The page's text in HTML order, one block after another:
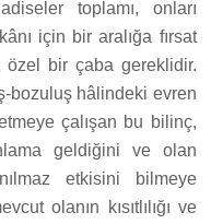
toplamı, onları
için bir aralığa fırsat
özel bir çaba gereklidir.
bozuluş hâlindeki evren
çalışan bu bilinç,
geldiğini ve olan
etkisini bilmeye
olanın kısıtlılığı ve